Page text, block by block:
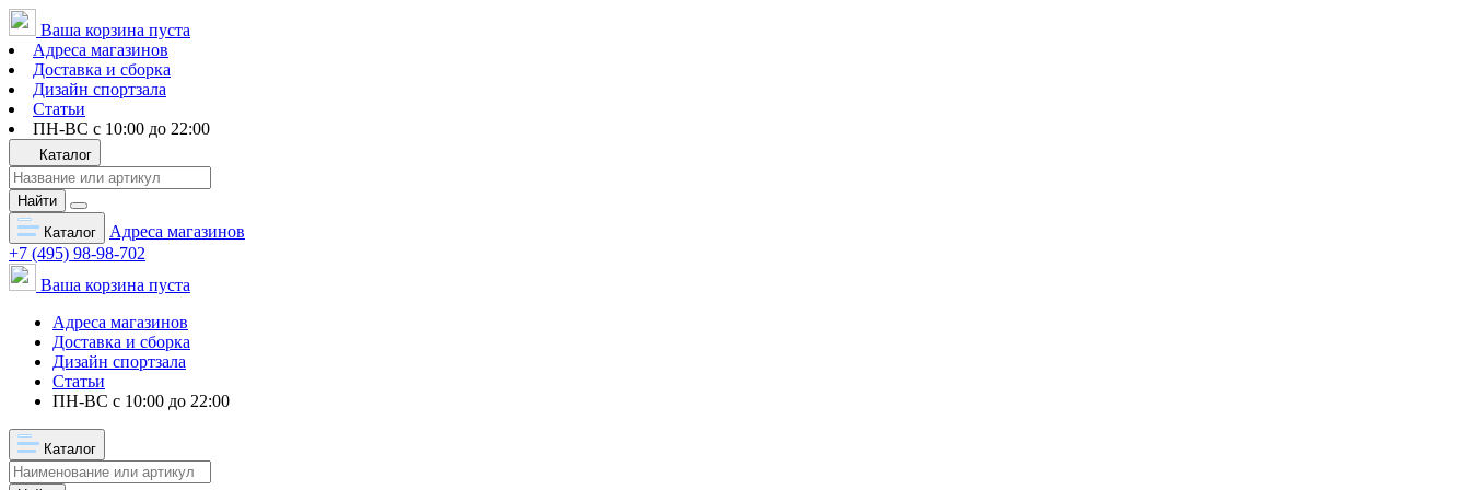
Ваша корзина пуста
Адреса магазинов
Доставка и сборка
Дизайн спортзала
Статьи
ПН-ВС с 10:00 до 22:00
Каталог
Найти
Каталог
Адреса магазинов
+7 (495) 98-98-702
Ваша корзина пуста
Адреса магазинов
Доставка и сборка
Дизайн спортзала
Статьи
ПН-ВС с 10:00 до 22:00
Каталог